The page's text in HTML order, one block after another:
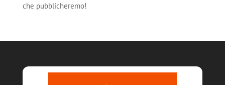
che pubblicheremo!